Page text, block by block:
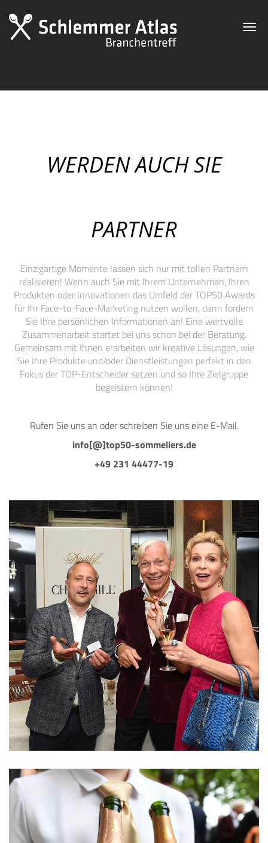
WERDEN AUCH SIE
PARTNER
Einzigartige Momente lassen sich nur mit tollen Partnern
realisieren! Wenn auch Sie mit Ihrem Unternehmen, Ihren
Produkten oder Innovationen das Umfeld der TOP50 Awards
für Ihr Face-to-Face-Marketing nutzen wollen, dann fordern
Sie Ihre persönlichen Informationen an! Eine wertvolle
Zusammenarbeit startet bei uns schon bei der Beratung.
Gemeinsam mit Ihnen erarbeiten wir kreative Lösungen, wie
Sie Ihre Produkte und/oder Dienstleistungen perfekt in den
Fokus der TOP-Entscheider setzen und so Ihre Zielgruppe
begeistern können!
Rufen Sie uns an oder schreiben Sie uns eine E-Mail.
info[@]top50-sommeliers.de
+49 231 44477-19